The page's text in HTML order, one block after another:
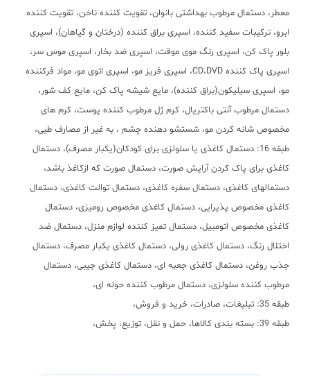
معطر، دستمال مرطوب بهداشتی بانوان، تقویت کننده ناخن، تقویت کننده
ابرو، ترکیبات سفید کننده، اسپری براق کننده (درختان و گیاهان)، اسپری
بلور پاک کن، اسپری رنگ موی موقت، اسپری ضد بخار، اسپری موس سر،
اسپری پاک کننده CD،DVD، اسپری فریز مو، اسپری اتوی مو، مواد فرکننده
مو، اسپری سیلیکون(براق کننده)، مایع شیشه پاک کن، مایع کف شور،
دستمال مرطوب آنتی باکتریال، کرم ژل مرطوب کننده پوست، کرم های
مخصوص شانه کردن مو، شستشو دهنده چشم ، به غیر از مصارف طبی،
طبقه 16: دستمال کاغذی یا سلولزی برای کودکان(یکبار مصرف)، دستمال
کاغذی برای پاک کردن آرایش صورت، دستمال صورت که ازکاغذ باشد،
دستمالهای کاغذی، دستمال سفره کاغذی، دستمال توالت کاغذی، دستمال
کاغذی مخصوص پذیرایی، دستمال کاغذی مخصوص رومیزی، دستمال
کاغذی مخصوص اتومبیل، دستمال تمیز کننده لوازم منزل، دستمال ضد
اختلال رنگ، دستمال کاغذی رولی، دستمال کاغذی یکبار مصرف، دستمال
جذب روغن، دستمال کاغذی جعبه ای، دستمال کاغذی جیبی، دستمال
مرطوب کننده سلولزی، دستمال مرطوب کننده حوله ای،
طبقه 35: تبلیغات، صادرات، خرید و فروش،
طبقه 39: بسته بندی کالاها، حمل و نقل، توزیع، پخش،